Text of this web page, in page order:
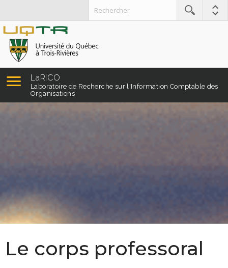
LaRICO
Laboratoire de Recherche sur l'Information Comptable des
Organisations
Le corps professoral